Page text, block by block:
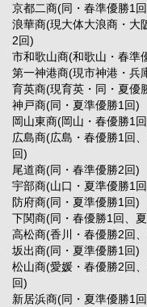
京都二商(同・春準優勝1
浪華商(現大体大浪商・大
2回)
市和歌山商(和歌山・春準
第一神港商(現市神港・兵
育英商(現育英・同・夏優
神戸商(同・夏準優勝1回)
岡山東商(岡山・春優勝1
広島商(広島・春優勝1回
回)
尾道商(同・春準優勝2回)
宇部商(山口・夏準優勝1
防府商(同・夏準優勝1回)
下関商(同・春優勝1回、
高松商(香川・春優勝2回
坂出商(同・夏準優勝1回)
松山商(愛媛・春優勝2回
回)
新居浜商(同・夏準優勝1